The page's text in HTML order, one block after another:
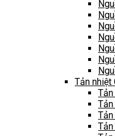
Tản nhiệt